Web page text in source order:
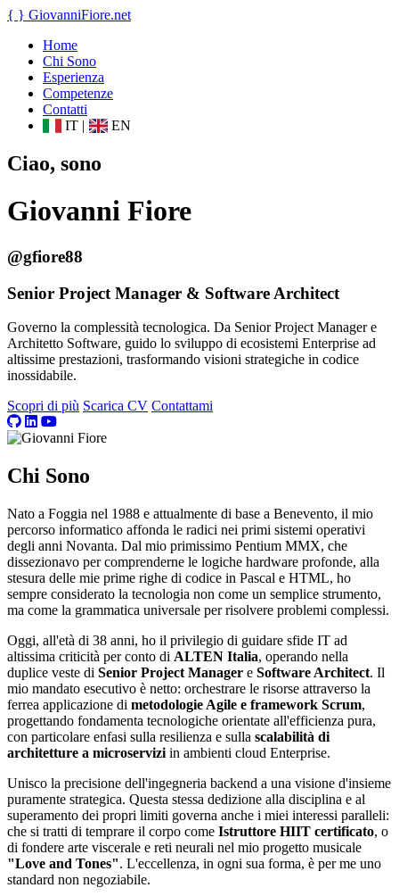
{ } GiovanniFiore.net
Home
Chi Sono
Esperienza
Competenze
Contatti
IT | EN
Ciao, sono
Giovanni Fiore
@gfiore88
Senior Project Manager & Software Architect
Governo la complessità tecnologica. Da Senior Project Manager e
Architetto Software, guido lo sviluppo di ecosistemi Enterprise ad
altissime prestazioni, trasformando visioni strategiche in codice
inossidabile.
Scopri di più Scarica CV Contattami
Chi Sono
Nato a Foggia nel 1988 e attualmente di base a Benevento, il mio
percorso informatico affonda le radici nei primi sistemi operativi
degli anni Novanta. Dal mio primissimo Pentium MMX, che
dissezionavo per comprenderne le logiche hardware profonde, alla
stesura delle mie prime righe di codice in Pascal e HTML, ho
sempre considerato la tecnologia non come un semplice strumento,
ma come la grammatica universale per risolvere problemi complessi.
Oggi, all'età di 38 anni, ho il privilegio di guidare sfide IT ad
altissima criticità per conto di ALTEN Italia, operando nella
duplice veste di Senior Project Manager e Software Architect. Il
mio mandato esecutivo è netto: orchestrare le risorse attraverso la
ferrea applicazione di metodologie Agile e framework Scrum,
progettando fondamenta tecnologiche orientate all'efficienza pura,
con particolare enfasi sulla resilienza e sulla scalabilità di
architetture a microservizi in ambienti cloud Enterprise.
Unisco la precisione dell'ingegneria backend a una visione d'insieme
puramente strategica. Questa stessa dedizione alla disciplina e al
superamento dei propri limiti governa anche i miei interessi paralleli:
che si tratti di temprare il corpo come Istruttore HIIT certificato, o
di fondere arte viscerale e reti neurali nel mio progetto musicale
"Love and Tones". L'eccellenza, in ogni sua forma, è per me uno
standard non negoziabile.